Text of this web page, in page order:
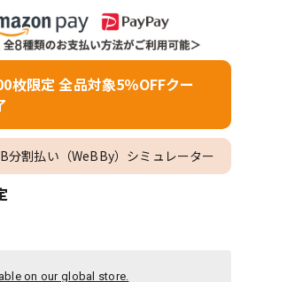
枚限定 全品対象5％OFFクー
分割払い（WeBBy）シミュレーター
on our global store.